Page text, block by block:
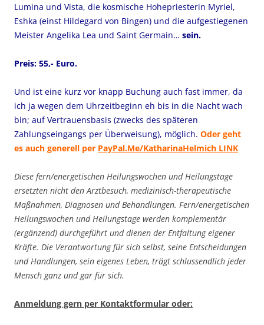
Lumina und Vista, die kosmische Hohepriesterin Myriel,
Eshka (einst Hildegard von Bingen) und die aufgestiegenen
Meister Angelika Lea und Saint Germain… sein.
Preis: 55,- Euro.
Und ist eine kurz vor knapp Buchung auch fast immer, da
ich ja wegen dem Uhrzeitbeginn eh bis in die Nacht wach
bin; auf Vertrauensbasis (zwecks des späteren
Zahlungseingangs per Überweisung), möglich. Oder geht
es auch generell per PayPal.Me/KatharinaHelmich LINK
Diese fern/energetischen Heilungswochen und Heilungstage
ersetzten nicht den Arztbesuch, medizinisch-therapeutische
Maßnahmen, Diagnosen und Behandlungen. Fern/energetischen
Heilungswochen und Heilungstage werden komplementär
(ergänzend) durchgeführt und dienen der Entfaltung eigener
Kräfte. Die Verantwortung für sich selbst, seine Entscheidungen
und Handlungen, sein eigenes Leben, trägt schlussendlich jeder
Mensch ganz und gar für sich.
Anmeldung gern per Kontaktformular oder: